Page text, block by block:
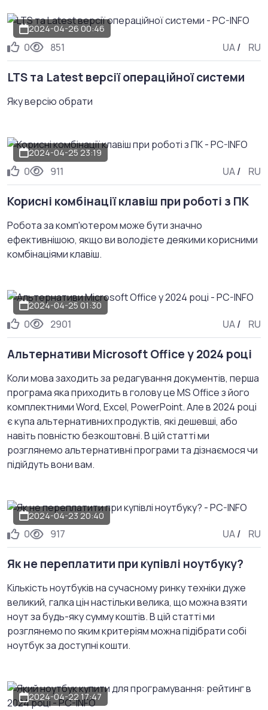
2024-04-26 00:46
0 851 UA/ RU
LTS та Latest версії операційної системи
Яку версію обрати
2024-04-25 23:19
0 911 UA/ RU
Корисні комбінації клавіш при роботі з ПК
Робота за комп'ютером може бути значно
ефективнішою, якщо ви володієте деякими корисними
комбінаціями клавіш.
2024-04-25 01:30
0 2901 UA/ RU
Альтернативи Microsoft Office у 2024 році
Коли мова заходить за редагування документів, перша
програма яка приходить в голову це MS Office з його
комплектними Word, Excel, PowerPoint. Але в 2024 році
є купа альтернативних продуктів, які дешевші, або
навіть повністю безкоштовні. В цій статті ми
розглянемо альтернативні програми та дізнаємося чи
підійдуть вони вам.
2024-04-23 20:40
0 917 UA/ RU
Як не переплатити при купівлі ноутбуку?
Кількість ноутбуків на сучасному ринку техніки дуже
великий, галка цін настільки велика, що можна взяти
ноут за будь-яку сумму коштів. В цій статті ми
розглянемо по яким критеріям можна підібрати собі
ноутбук за доступні кошти.
2024-04-22 17:47